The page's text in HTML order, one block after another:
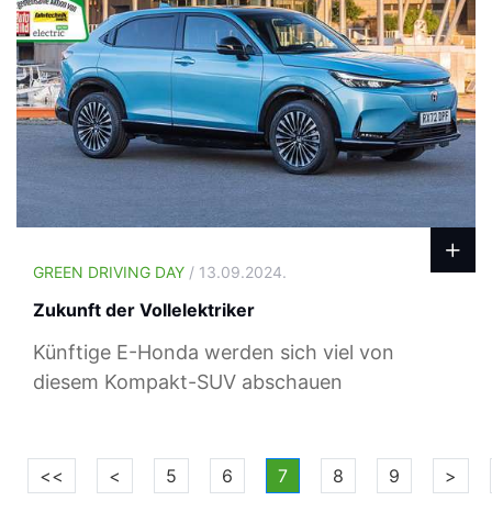
GREEN DRIVING DAY / 13.09.2024.
Zukunft der Vollelektriker
Künftige E-Honda werden sich viel von
diesem Kompakt-SUV abschauen
<< < 5 6 7 8 9 >